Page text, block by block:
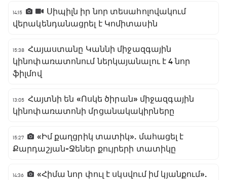
14:15
Սիպիլն իր նոր տեսահոլովակում
վերակենդանացրել է Կոմիտասին
15:38 Հայաստանը Կաննի միջազգային
կինոփառատոնում ներկայանալու է 4 նոր
ֆիլմով
13:05 Հայտնի են «Ոսկե ծիրան» միջազգային
կինոփառատոնի մրցանակակիրները
15:27
«Իմ քաղցրիկ տատիկ». մահացել է
Քարդաշյան-Ջեներ քույրերի տատիկը
14:36
«Հիմա նոր փուլ է սկսվում իմ կյանքում».